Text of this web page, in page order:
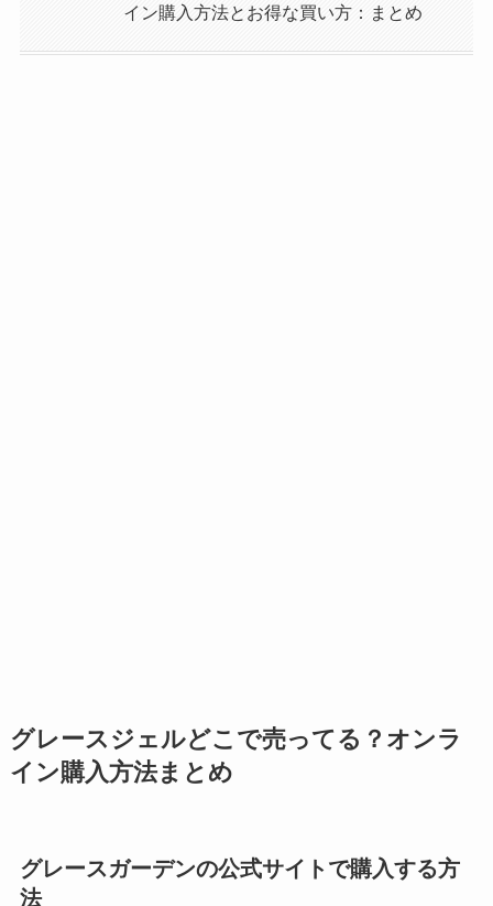
イン購入方法とお得な買い方：まとめ
グレースジェルどこで売ってる？オンラ
イン購入方法まとめ
グレースガーデンの公式サイトで購入する方
法